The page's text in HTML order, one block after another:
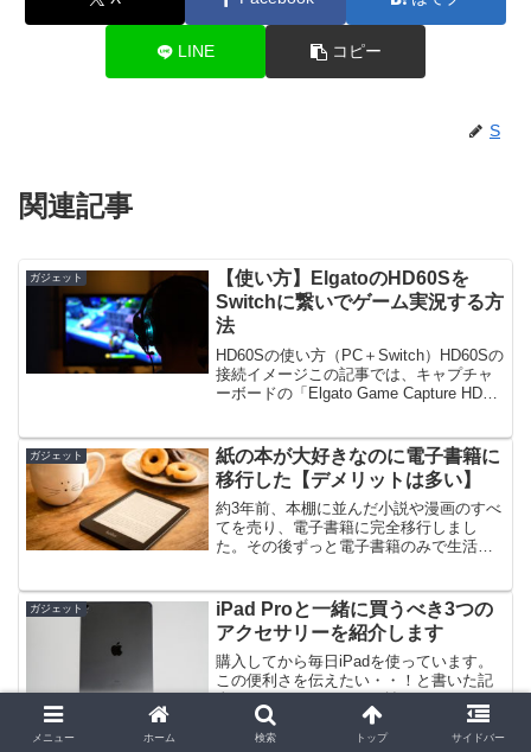
LINE コピー
S
関連記事
ガジェット
【使い方】ElgatoのHD60Sを
Switchに繋いでゲーム実況する方
法
HD60Sの使い方（PC＋Switch）HD60Sの
接続イメージこの記事では、キャプチャ
ーボードの「Elgato Game Capture HD60
Wind...
ガジェット
紙の本が大好きなのに電子書籍に
移行した【デメリットは多い】
約3年前、本棚に並んだ小説や漫画のすべ
てを売り、電子書籍に完全移行しまし
た。その後ずっと電子書籍のみで生活し
リットまずは簡単に、電子書籍に移行し
てからメリット・デメリッ...
ガジェット
iPad Proと一緒に買うべき3つの
アクセサリーを紹介します
購入してから毎日iPadを使っています。
この便利さを伝えたい・・！と書いた記
ださい。【レビュー】初タブレットに
iPad Proを買ってまもなく1年。今では最
メニュー ホーム 検索 トップ サイドバー